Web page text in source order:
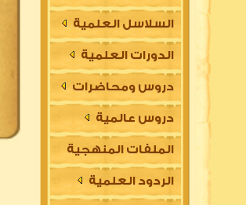
السلاسل العلمية
الدورات العلمية
دروس ومحاضرات
دروس عالمية
الملفات المنهجية
الردود العلمية